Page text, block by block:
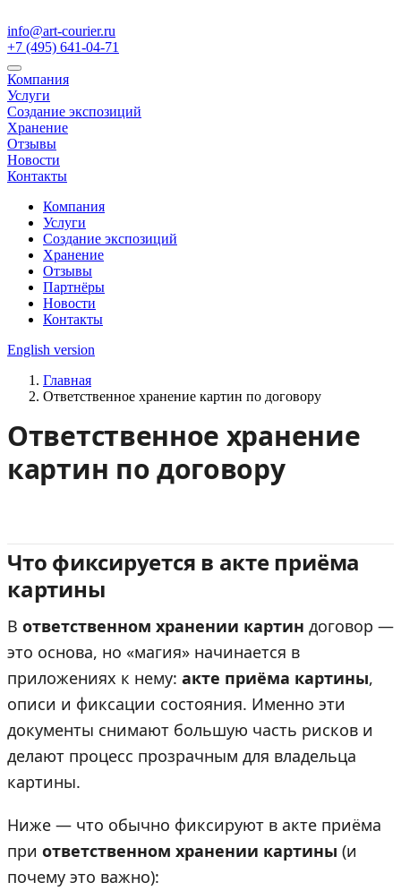
info@art-courier.ru
+7 (495) 641-04-71
Компания
Услуги
Создание экспозиций
Хранение
Отзывы
Новости
Контакты
Компания
Услуги
Создание экспозиций
Хранение
Отзывы
Партнёры
Новости
Контакты
English version
Главная
Ответственное хранение картин по договору
Ответственное хранение
картин по договору
Что фиксируется в акте приёма
картины
В ответственном хранении картин договор —
это основа, но «магия» начинается в
приложениях к нему: акте приёма картины,
описи и фиксации состояния. Именно эти
документы снимают большую часть рисков и
делают процесс прозрачным для владельца
картины.
Ниже — что обычно фиксируют в акте приёма
при ответственном хранении картины (и
почему это важно):